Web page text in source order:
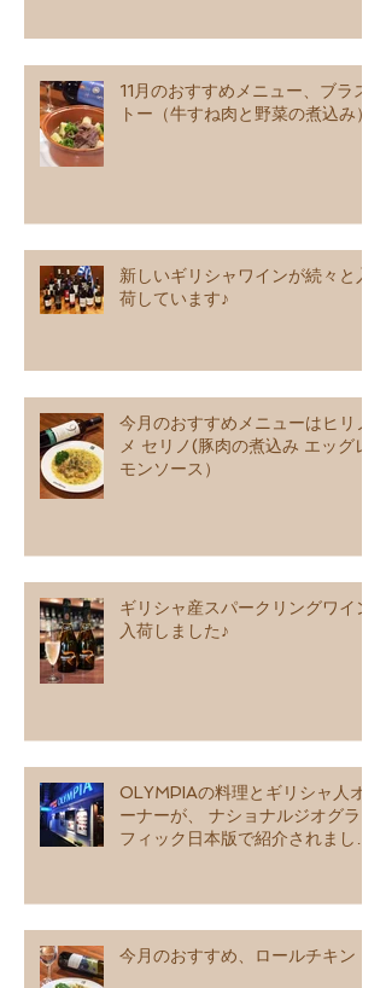
11月のおすすめメニュー、ブラス
トー（牛すね肉と野菜の煮込み）
新しいギリシャワインが続々と入
荷しています♪
今月のおすすめメニューはヒリノ
メ セリノ(豚肉の煮込み エッグレ
モンソース）
ギリシャ産スパークリングワイン
入荷しました♪
OLYMPIAの料理とギリシャ人オ
ーナーが、 ナショナルジオグラ
フィック日本版で紹介されました
今月のおすすめ、ロールチキン